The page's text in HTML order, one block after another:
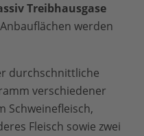
Treibhausgase
werden
durchschnittliche
verschiedener
Schweinefleisch,
Fleisch sowie zwei